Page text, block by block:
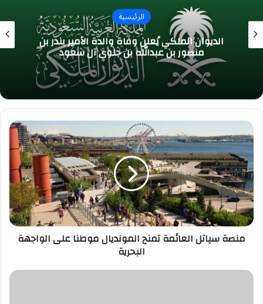
الرئيسية
الديوان الملكي يُعلن وفاة والدة الأمير بندر بن
منصور بن عبدالله بن جلوي آل سعود
منصة
سياتل
العائمة
تمنح
المونديال
موطنا
على
الواجهة
البحرية
منصة سياتل العائمة تمنح المونديال موطنا على الواجهة
البحرية
فينورد